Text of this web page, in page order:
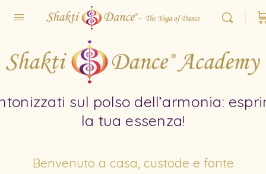
sul polso dell’armonia:
la tua essenza!
Benvenuto a casa, custode e fonte